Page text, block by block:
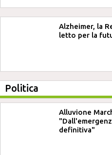
Alzheimer, la
letto per la
Politica
Alluvione
definitiva"